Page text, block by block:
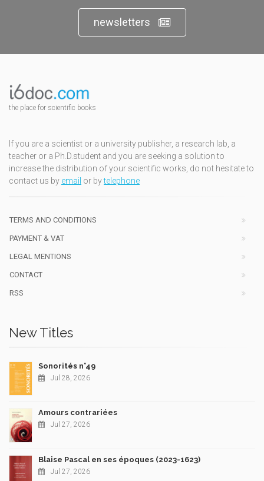
newsletters
the place for scientific books
If you are a scientist or a university publisher, a research lab, a
teacher or a Ph.D.student and you are seeking a solution to
increase the distribution of your scientific works, do not hesitate to
contact us by email or bytelephone
TERMS AND CONDITIONS
PAYMENT & VAT
LEGAL MENTIONS
CONTACT
RSS
New Titles
Sonorités n°49
Jul 28, 2026
Amours contrariées
Jul 27, 2026
Blaise Pascal en ses époques (2023-1623)
Jul 27, 2026